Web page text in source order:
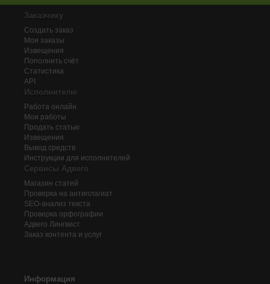
Заказчику
Создать заказ
Мои заказы
Извещения
Пополнить счёт
Статистика
API
Исполнителю
Работа онлайн
Мои работы
Продать статью
Извещения
Вывод средств
Инструкции для исполнителей
Сервисы Адвего
Магазин статей
Проверка на антиплагиат
SEO-анализ текста
Проверка орфографии
Адвего Лингвист
Заказ контента и услуг
Информация